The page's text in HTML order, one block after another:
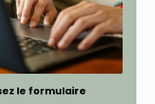
le formulaire